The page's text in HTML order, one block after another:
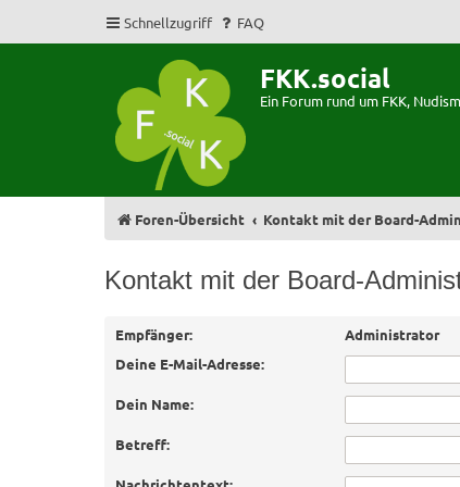
Schnellzugriff FAQ
FKK.social
Ein Forum rund um FKK,
Foren-Übersicht Kontakt mit der Board-
Kontakt mit der Board-
Empfänger:
Administrator
Deine E-Mail-Adresse:
Dein Name:
Betreff: